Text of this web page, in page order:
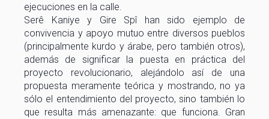
ejecuciones en la calle.
Serê Kaniye y Gire Spî han sido ejemplo de
convivencia y apoyo mutuo entre diversos pueblos
(principalmente kurdo y árabe, pero también otros),
además de significar la puesta en práctica del
proyecto revolucionario, alejándolo así de una
propuesta meramente teórica y mostrando, no ya
sólo el entendimiento del proyecto, sino también lo
que resulta más amenazante: que funciona. Gran